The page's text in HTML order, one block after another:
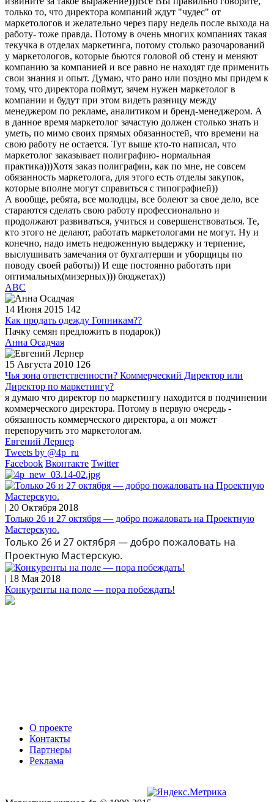
только то, что директора компаний ждут "чудес" от
маркетологов и желательно через пару недель после выхода на
работу- тоже правда. Потому в очень многих компаниях такая
текучка в отделах маркетинга, потому столько разочарований
у маркетологов, которые бьются головой об стену и меняют
компанию за компанией и все равно не находят где применить
свои знания и опыт. Думаю, что рано или поздно мы придем к
тому, что директора поймут, зачем нужен маркетолог в
компании и будут при этом видеть разницу между
менеджером по рекламе, аналитиком и бренд-менеджером. А
в данное время маркетолог зачастую должен столько знать и
уметь, по мимо своих прямых обязанностей, что времени на
свою работу не остается. Тут выше кто-то написал, что
маркетолог заказывает полиграфию- нормальная
практика)))Хотя заказ полиграфии, как по мне, не совсем
обязанность маркетолога, для этого есть отделы закупок,
которые вполне могут справиться с типографией))
А вообще, ребята, все молодцы, все болеют за свое дело, все
стараются сделать свою работу профессионально и
продолжают развиваться, учиться и совершенствоваться. Те,
кто этого не делают, работать маркетологами не могут. Ну и
конечно, надо иметь недюженную выдержку и терпение,
выслушивать замечания от бухгалтерши и уборщицы по
поводу своей работы)) И еще постоянно работать при
оптимальных(мизерных))) бюджетах))
АВС
14 Июня 2015 142
Как продать одежду Гопникам??
Пачку семян предложить в подарок))
Анна Осадчая
15 Августа 2010 126
Чья зона ответственности? Коммерческий Директор или
Директор по маркетингу?
я думаю что директор по маркетингу находится в подчинении
коммерческого директора. Потому в первую очередь -
обязанность коммерческого директора, а он может
перепоручить это маркетологам.
Евгений Лернер
Tweets by @4p_ru
Facebook Вконтакте Twitter
| 20 Октября 2018
Только 26 и 27 октября — добро пожаловать на Проектную
Мастерскую.
Только 26 и 27 октября — добро пожаловать на
Проектную Мастерскую.
| 18 Мая 2018
Конкуренты на поле — пора побеждать!
О проекте
Контакты
Партнеры
Реклама